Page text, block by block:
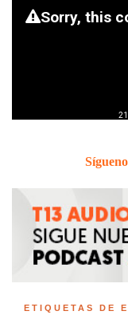
ETIQUETAS DE